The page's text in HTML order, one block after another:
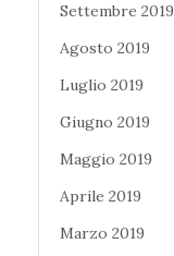
Settembre 2019
Agosto 2019
Luglio 2019
Giugno 2019
Maggio 2019
Aprile 2019
Marzo 2019